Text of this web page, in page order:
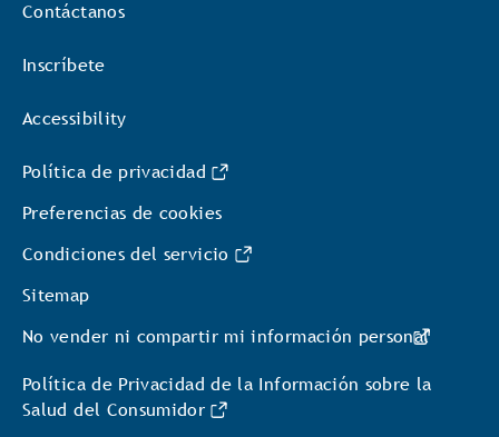
Contáctanos
Inscríbete
Accessibility
Política de privacidad
Preferencias de cookies
Condiciones del servicio
Sitemap
No vender ni compartir mi información personal
Política de Privacidad de la Información sobre la
Salud del Consumidor